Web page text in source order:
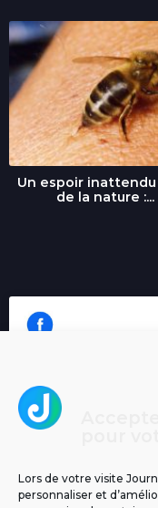
Lors de votre visite
personnaliser et
Un espoir inattendu
de la nature :...